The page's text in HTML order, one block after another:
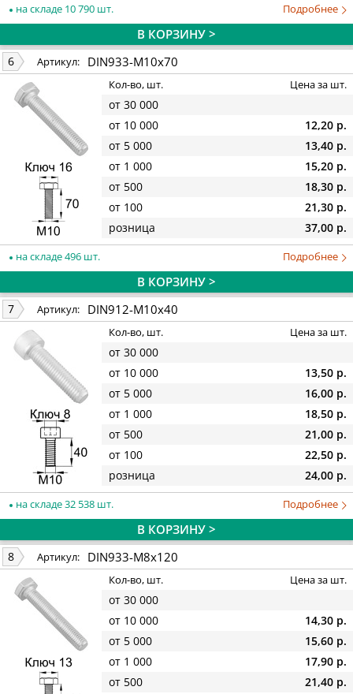
на складе 10 790 шт. Подробнее
В КОРЗИНУ >
6 Артикул: DIN933-M10x70
Кол-во, шт. Цена за шт.
от 30 000
от 10 000
12,20 р.
от 5 000
13,40 р.
от 1 000
15,20 р.
от 500
18,30 р.
от 100
21,30 р.
розница
37,00 р.
на складе 496 шт. Подробнее
В КОРЗИНУ >
7 Артикул: DIN912-M10x40
Кол-во, шт. Цена за шт.
от 30 000
от 10 000
13,50 р.
от 5 000
16,00 р.
от 1 000
18,50 р.
от 500
21,00 р.
от 100
22,50 р.
розница
24,00 р.
на складе 32 538 шт. Подробнее
В КОРЗИНУ >
8 Артикул: DIN933-M8x120
Кол-во, шт. Цена за шт.
от 30 000
от 10 000
14,30 р.
от 5 000
15,60 р.
от 1 000
17,90 р.
от 500
21,40 р.